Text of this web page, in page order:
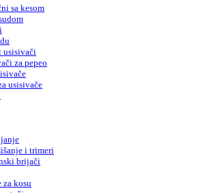
sa kesom
usisivači
za pepeo
usisivače
i trimeri
brijači
za kosu